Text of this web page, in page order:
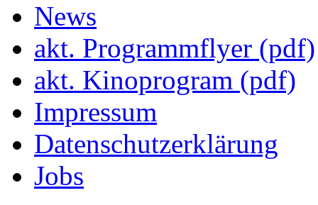
News
akt. Programmflyer (pdf)
akt. Kinoprogram (pdf)
Impressum
Datenschutzerklärung
Jobs